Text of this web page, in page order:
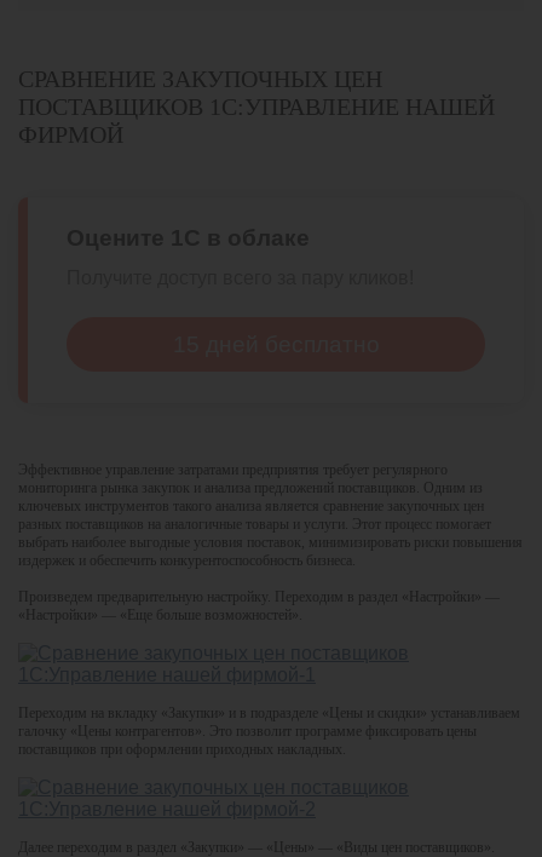
СРАВНЕНИЕ ЗАКУПОЧНЫХ ЦЕН
ПОСТАВЩИКОВ 1С:УПРАВЛЕНИЕ НАШЕЙ
ФИРМОЙ
Эффективное управление затратами предприятия требует регулярного
мониторинга рынка закупок и анализа предложений поставщиков. Одним из
ключевых инструментов такого анализа является сравнение закупочных цен
разных поставщиков на аналогичные товары и услуги. Этот процесс помогает
выбрать наиболее выгодные условия поставок, минимизировать риски повышения
издержек и обеспечить конкурентоспособность бизнеса.
Произведем предварительную настройку. Переходим в раздел «Настройки» —
«Настройки» — «Еще больше возможностей».
Переходим на вкладку «Закупки» и в подразделе «Цены и скидки» устанавливаем
галочку «Цены контрагентов». Это позволит программе фиксировать цены
поставщиков при оформлении приходных накладных.
Далее переходим в раздел «Закупки» — «Цены» — «Виды цен поставщиков».